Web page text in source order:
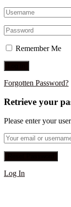
Remember Me
Forgotten Password?
Retrieve your
Please enter your
Log In